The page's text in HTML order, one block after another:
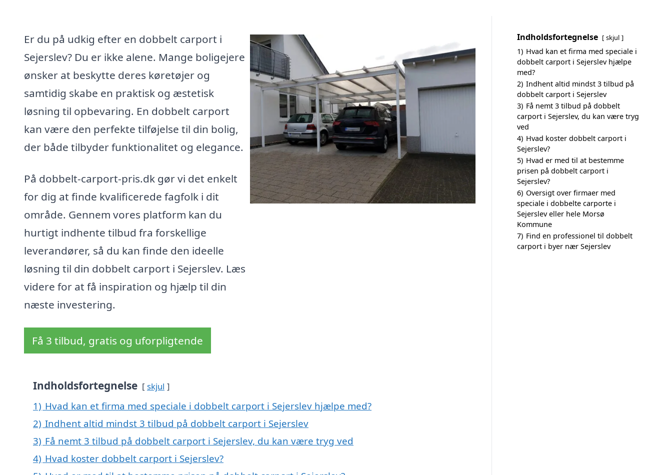
Er du på udkig efter en dobbelt carport i
Sejerslev? Du er ikke alene. Mange boligejere
ønsker at beskytte deres køretøjer og
samtidig skabe en praktisk og æstetisk
løsning til opbevaring. En dobbelt carport
kan være den perfekte tilføjelse til din bolig,
der både tilbyder funktionalitet og elegance.
På dobbelt-carport-pris.dk gør vi det enkelt
for dig at finde kvalificerede fagfolk i dit
område. Gennem vores platform kan du
hurtigt indhente tilbud fra forskellige
leverandører, så du kan finde den ideelle
løsning til din dobbelt carport i Sejerslev. Læs
videre for at få inspiration og hjælp til din
næste investering.
Få 3 tilbud, gratis og uforpligtende
Indholdsfortegnelse skjul
1) Hvad kan et firma med speciale i dobbelt carport i Sejerslev hjælpe med?
2) Indhent altid mindst 3 tilbud på dobbelt carport i Sejerslev
3) Få nemt 3 tilbud på dobbelt carport i Sejerslev, du kan være tryg ved
4) Hvad koster dobbelt carport i Sejerslev?
Indholdsfortegnelse skjul
1) Hvad kan et firma med speciale i
dobbelt carport i Sejerslev hjælpe
med?
2) Indhent altid mindst 3 tilbud på
dobbelt carport i Sejerslev
3) Få nemt 3 tilbud på dobbelt
carport i Sejerslev, du kan være tryg
ved
4) Hvad koster dobbelt carport i
Sejerslev?
5) Hvad er med til at bestemme
prisen på dobbelt carport i
Sejerslev?
6) Oversigt over firmaer med
speciale i dobbelte carporte i
Sejerslev eller hele Morsø
Kommune
7) Find en professionel til dobbelt
carport i byer nær Sejerslev